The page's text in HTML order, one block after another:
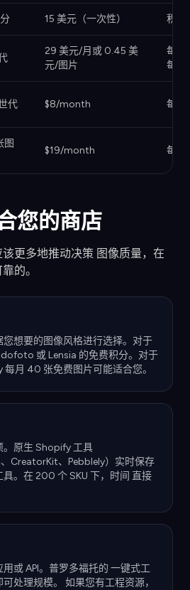
15 美元（一次性） 积分
29 美元/月或 0.45 美
元/图片
每次
每月
代 $8/month 每月
图
$19/month 每月
您的商店
更多地推动决策 图像质量，在
的。
想要的图像风格进行选择。对于
或 Lensia 的免费积分。对于
每月 40 张免费图片可能适合您。
。原生 Shopify 工具
CreatorKit、Pebblely）实时保存
。在 200 个 SKU 下，时间 直接
或 API。普罗多福托的 一键式工
处理规模。 如果您有工程资源，